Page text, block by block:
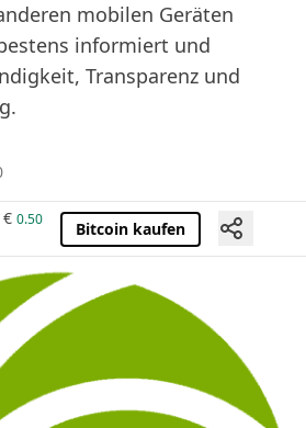
mobilen Geräten
informiert und
Transparenz und
€ 0.50
Bitcoin kaufen